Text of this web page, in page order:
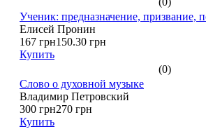
Ученик: предназначение, призвание,
Елисей Пронин
167 грн150.30 грн
Купить
(0)
Слово о духовной музыке
Владимир Петровский
300 грн270 грн
Купить